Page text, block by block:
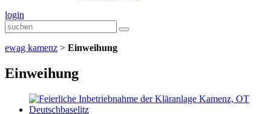
login
ewag kamenz > Einweihung
Einweihung